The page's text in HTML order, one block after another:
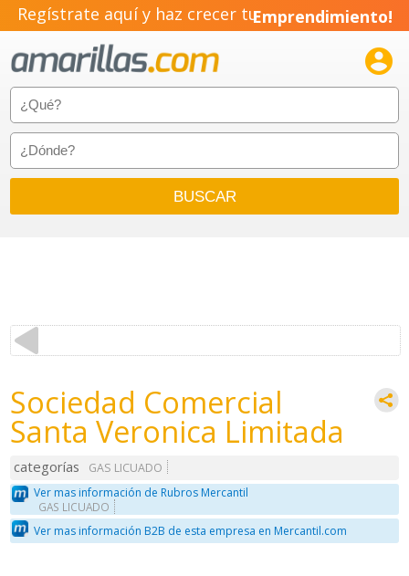
Regístrate aquí y haz crecer tuEmprendimiento!

Sociedad Comercial
Santa Veronica Limitada
categorías
GAS LICUADO
Ver mas información de Rubros Mercantil
GAS LICUADO
Ver mas información B2B de esta empresa en Mercantil.com